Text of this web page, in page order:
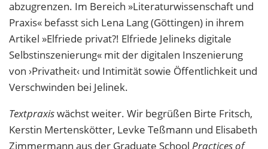
abzugrenzen. Im Bereich »Literaturwissenschaft und
Praxis« befasst sich Lena Lang (Göttingen) in ihrem
Artikel »Elfriede privat?! Elfriede Jelineks digitale
Selbstinszenierung« mit der digitalen Inszenierung
von ›Privatheit‹ und Intimität sowie Öffentlichkeit und
Verschwinden bei Jelinek.
Textpraxiswächst weiter. Wir begrüßen Birte Fritsch,
Kerstin Mertenskötter, Levke Teßmann und Elisabeth
Zimmermann aus der Graduate School Practices of